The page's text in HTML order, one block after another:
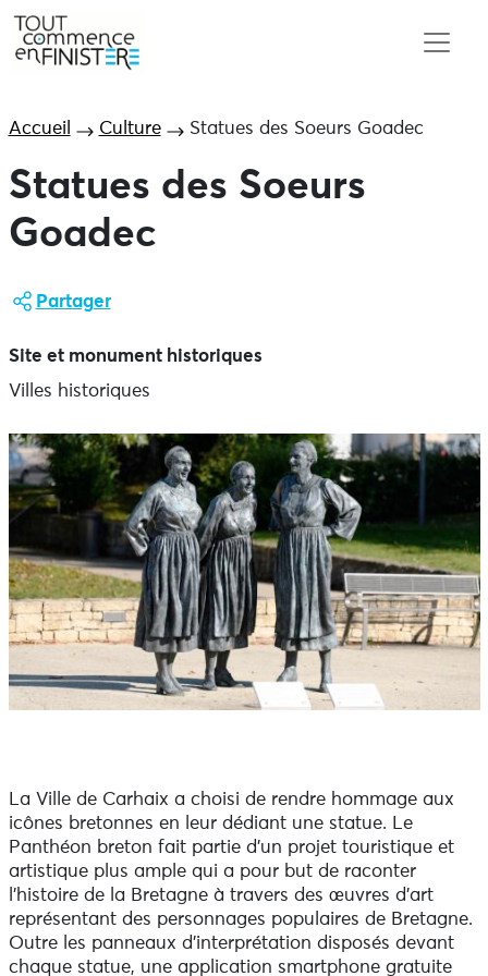
Accueil Culture Statues des Soeurs Goadec
Statues des Soeurs
Goadec
Partager
Site et monument historiques
Villes historiques
La Ville de Carhaix a choisi de rendre hommage aux
icônes bretonnes en leur dédiant une statue. Le
Panthéon breton fait partie d'un projet touristique et
artistique plus ample qui a pour but de raconter
l'histoire de la Bretagne à travers des œuvres d'art
représentant des personnages populaires de Bretagne.
Outre les panneaux d’interprétation disposés devant
chaque statue, une application smartphone gratuite